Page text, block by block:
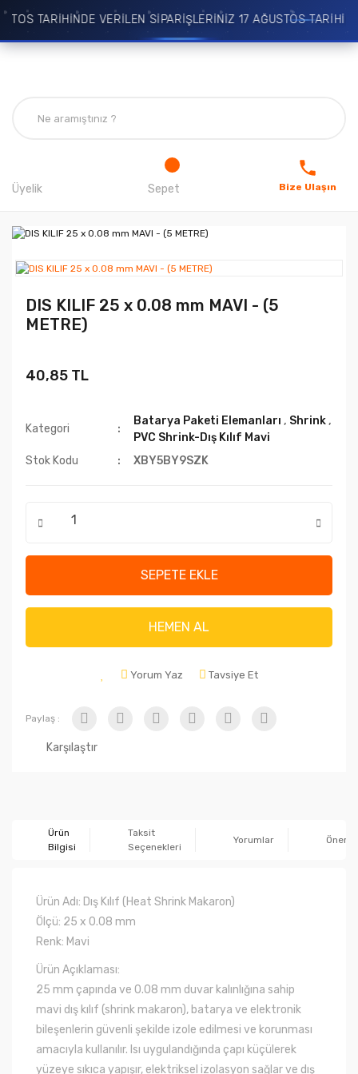
TARİHİNDE VERİLEN SİPARİŞLERİNİZ 17 AĞUSTOS
Üyelik Sepet Bize Ulaşın
DIS KILIF 25 x 0.08 mm MAVI - (5
METRE)
40,85 TL
Kategori
Batarya Paketi Elemanları , Shrink,
PVC Shrink-Dış Kılıf Mavi
Stok Kodu
XBY5BY9SZK
SEPETE EKLE
HEMEN AL
Yorum Yaz Tavsiye Et
Paylaş :
Karşılaştır
Ürün
Bilgisi
Taksit
Seçenekleri
Yorumlar
Ürün Adı: Dış Kılıf (Heat Shrink Makaron)
Ölçü: 25 x 0.08 mm
Renk: Mavi
Ürün Açıklaması:
25 mm çapında ve 0.08 mm duvar kalınlığına sahip
mavi dış kılıf (shrink makaron), batarya ve elektronik
bileşenlerin güvenli şekilde izole edilmesi ve korunması
amacıyla kullanılır. Isı uygulandığında çapı küçülerek
yüzeye sıkıca yapışır, elektriksel izolasyon sağlar ve dış